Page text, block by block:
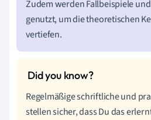
Zudem werden Fallbeispiele
genutzt, um die theoretischen
vertiefen.
Regelmäßige schriftliche und
stellen sicher, dass Du das